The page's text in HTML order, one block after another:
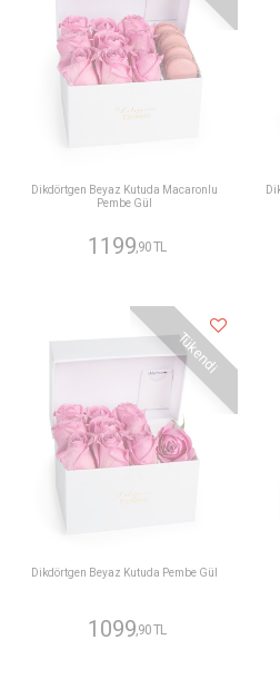
Dikdörtgen Beyaz Kutuda Macaronlu
Pembe Gül
1199 ,90 TL
Tükendi
Dikdörtgen Beyaz Kutuda Pembe Gül
1099,90 TL